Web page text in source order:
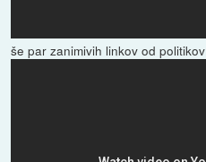
še par zanimivih linkov od politikov